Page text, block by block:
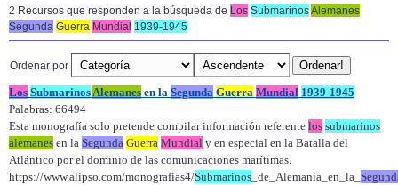
2 Recursos que responden a la búsqueda de Los SubmarinosAlemanes
Segunda Guerra Mundial 1939-1945
Ordenar por
Los SubmarinosAlemanes en la Segunda Guerra Mundial 1939-1945
Palabras: 66494
Esta monografía solo pretende compilar información referente los submarinos
alemanes en la Segunda Guerra Mundial y en especial en la Batalla del
Atlántico por el dominio de las comunicaciones marítimas.
https://www.alipso.com/monografias4/Submarinos _de_Alemania_en_la_